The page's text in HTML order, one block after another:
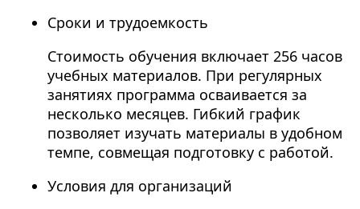
Сроки и трудоемкость
Стоимость обучения включает 256 часов
учебных материалов. При регулярных
занятиях программа осваивается за
несколько месяцев. Гибкий график
позволяет изучать материалы в удобном
темпе, совмещая подготовку с работой.
Условия для организаций